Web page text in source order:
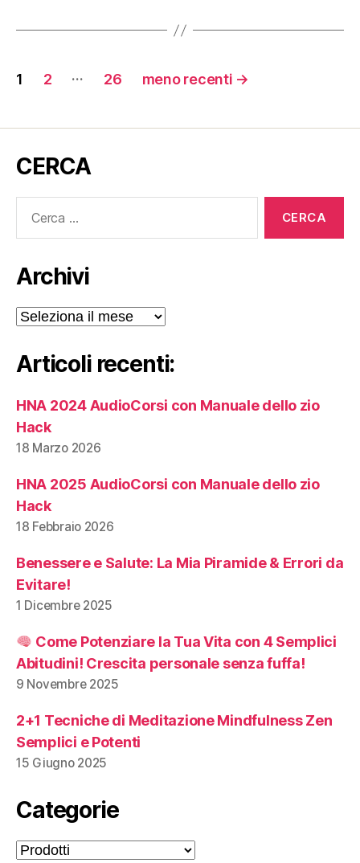
Paginazione
articoli
1 2 … 26 meno recenti →
CERCA
Archivi
Archivi
Articoli recenti:
HNA 2024 AudioCorsi con Manuale dello zio
Hack
18 Marzo 2026
HNA 2025 AudioCorsi con Manuale dello zio
Hack
18 Febbraio 2026
Benessere e Salute: La Mia Piramide & Errori da
Evitare!
1 Dicembre 2025
Come Potenziare la Tua Vita con 4 Semplici
Abitudini! Crescita personale senza fuffa!
9 Novembre 2025
2+1 Tecniche di Meditazione Mindfulness Zen
Semplici e Potenti
15 Giugno 2025
Categorie
Categorie